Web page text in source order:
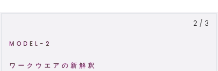
2/3
MODEL-2
ワークウエアの新解釈